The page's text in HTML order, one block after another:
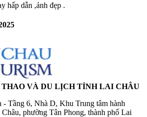
hấp dẫn ,ảnh đẹp .
THAO VÀ DU LỊCH TỈNH LAI CHÂU
Tầng 6, Nhà D, Khu Trung tâm hành
phường Tân Phong, thành phố Lai